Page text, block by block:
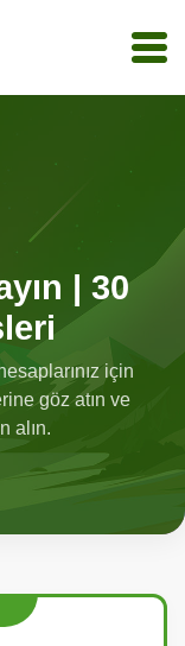
| 30
için
göz atın ve
alın.